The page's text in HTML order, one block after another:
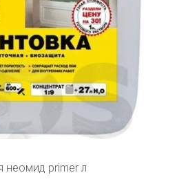
неомид primer л